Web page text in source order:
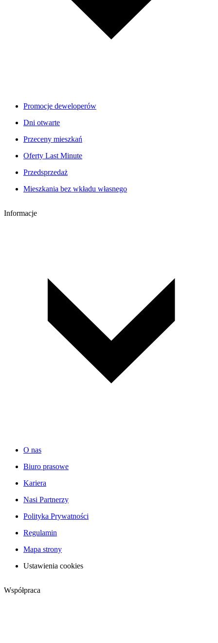
Promocje deweloperów
Dni otwarte
Przeceny mieszkań
Oferty Last Minute
Przedsprzedaż
Mieszkania bez wkładu własnego
Informacje
O nas
Biuro prasowe
Kariera
Nasi Partnerzy
Polityka Prywatności
Regulamin
Mapa strony
Ustawienia cookies
Współpraca